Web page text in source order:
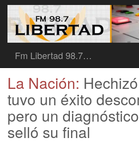
Fm Libertad 98.7…
La Nación:
tuvo un éxito
pero un
selló su final